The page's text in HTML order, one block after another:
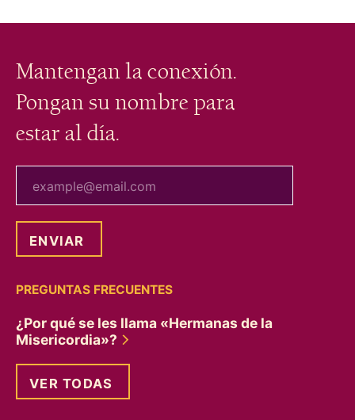
Mantengan la conexión.
Pongan su nombre para
estar al día.
PREGUNTAS FRECUENTES
¿Por qué se les llama «Hermanas de la
Misericordia»?
VER TODAS